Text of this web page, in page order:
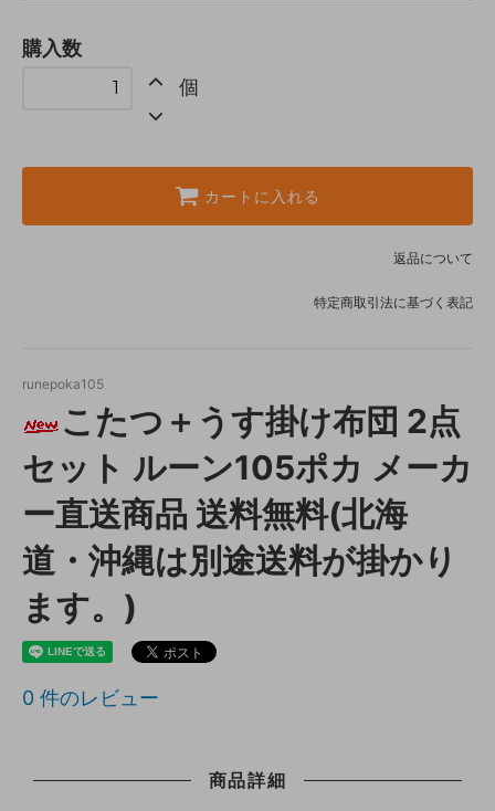
購入数
個
カートに入れる
返品について
特定商取引法に基づく表記
runepoka105
こたつ＋うす掛け布団 2点
セット ルーン105ポカ メーカ
ー直送商品 送料無料(北海
道・沖縄は別途送料が掛かり
ます。)
0 件のレビュー
商品詳細